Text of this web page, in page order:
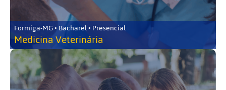
Formiga-MG • Bacharel • Presencial
Medicina Veterinária